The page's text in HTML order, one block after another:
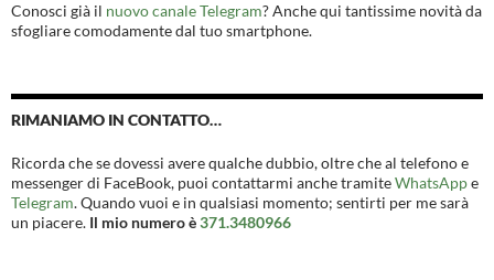
Conosci già il nuovo canale Telegram? Anche qui tantissime novità da
sfogliare comodamente dal tuo smartphone.
RIMANIAMO IN CONTATTO…
Ricorda che se dovessi avere qualche dubbio, oltre che al telefono e
messenger di FaceBook, puoi contattarmi anche tramiteWhatsAppe
Telegram. Quando vuoi e in qualsiasi momento; sentirti per me sarà
un piacere. Il mio numero è371.3480966